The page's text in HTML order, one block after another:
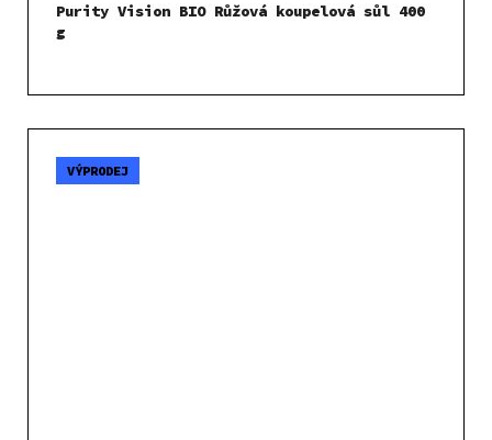
Purity Vision BIO Růžová koupelová sůl 400
g
VÝPRODEJ